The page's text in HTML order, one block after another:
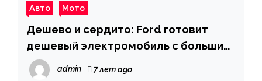
Авто Мото
Дешево и сердито: Ford готовит
дешевый электромобиль с большим
запасом хода
admin 7 лет ago